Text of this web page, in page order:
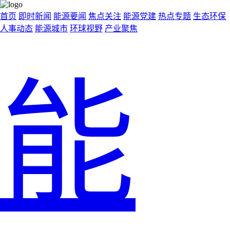
首页 即时新闻 能源要闻 焦点关注 能源党建 热点专题 生态环保
人事动态 能源城市 环球视野 产业聚焦
能